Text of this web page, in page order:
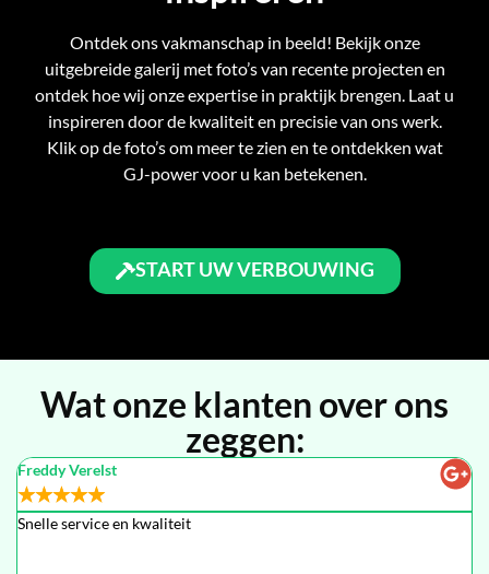
Ontdek ons vakmanschap in beeld! Bekijk onze
uitgebreide galerij met foto’s van recente projecten en
ontdek hoe wij onze expertise in praktijk brengen. Laat u
inspireren door de kwaliteit en precisie van ons werk.
Klik op de foto’s om meer te zien en te ontdekken wat
GJ-power voor u kan betekenen.
START UW VERBOUWING
Wat onze klanten over ons
zeggen:
Freddy Verelst
★★★★★
Snelle service en kwaliteit